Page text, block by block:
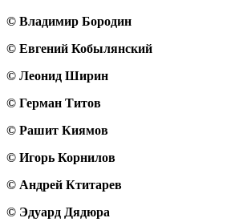
© Владимир Бородин
© Евгений Кобылянский
© Леонид Ширин
© Герман Титов
© Рашит Киямов
© Игорь Корнилов
© Андрей Ктитарев
© Эдуард Дядюра